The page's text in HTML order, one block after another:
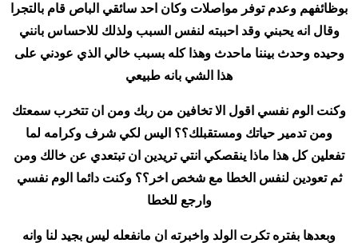
بوظائفهم وعدم توفر مواصلات وكان احد سائقي الباص قام بالتجرا
وقال انه يحبني وقد احببته لنفس السبب ولذلك للاحساس بانني
وحيده وحدث بيننا ماحدث وهذا كله بسبب خالي الذي عودني على
هذا الشي بانه طبيعي
وكنت الوم نفسي اقول الا تخافين من ربك ومن ان تتخرب سمعتك
ومن تدمير حياتك ومستقبلك؟؟ اليس لكي شرف وكرامه لما
تفعلين كل هذا ماذا ينقصكي انتي تريدين ان تبتعدي عن خالك ومن
ثم تعودين لنفس الخطا مع شخص اخر؟؟ وكنت دائما الوم نفسي
وارجع للخطا
وبعدها بفتره تكرت الولد واخبرته ان مانفعله ليس بجيد لنا وانه